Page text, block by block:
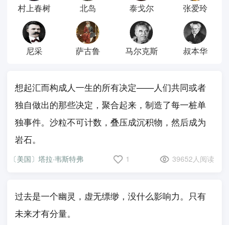
村上春树 北岛 泰戈尔 张爱玲
尼采 萨古鲁 马尔克斯 叔本华
想起汇而构成人一生的所有决定——人们共同或者
独自做出的那些决定，聚合起来，制造了每一桩单
独事件。沙粒不可计数，叠压成沉积物，然后成为
岩石。
〔美国〕塔拉·韦斯特弗 1 39652人阅读
过去是一个幽灵，虚无缥缈，没什么影响力。只有
未来才有分量。